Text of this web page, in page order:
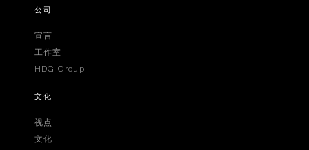
公司
宣言
工作室
HDG Group
文化
视点
文化